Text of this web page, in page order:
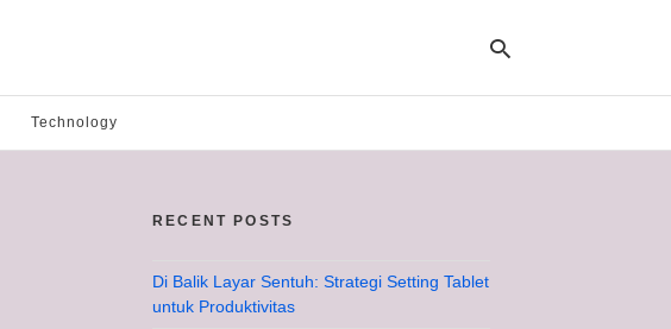
Technology
RECENT POSTS
Di Balik Layar Sentuh: Strategi Setting Tablet
untuk Produktivitas